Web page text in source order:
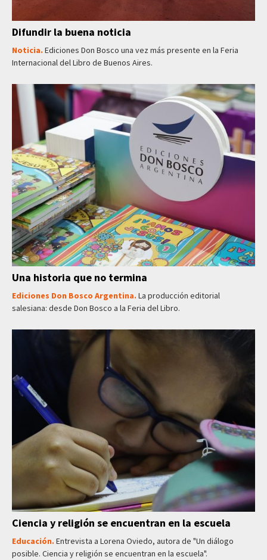
Difundir la buena noticia
Noticia. Ediciones Don Bosco una vez más presente en la Feria
Internacional del Libro de Buenos Aires.
Una historia que no termina
Ediciones Don Bosco Argentina. La producción editorial
salesiana: desde Don Bosco a la Feria del Libro.
Ciencia y religión se encuentran en la escuela
Educación. Entrevista a Lorena Oviedo, autora de "Un diálogo
posible. Ciencia y religión se encuentran en la escuela".